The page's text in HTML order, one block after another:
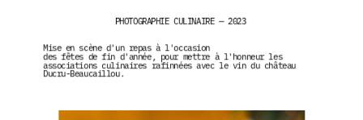
PHOTOGRAPHIE CULINAIRE — 2023
Mise en scène d'un repas à l'occasion
des fêtes de fin d'année, pour mettre à l'honneur les
associations culinaires rafinnées avec le vin du château
Ducru-Beaucaillou.